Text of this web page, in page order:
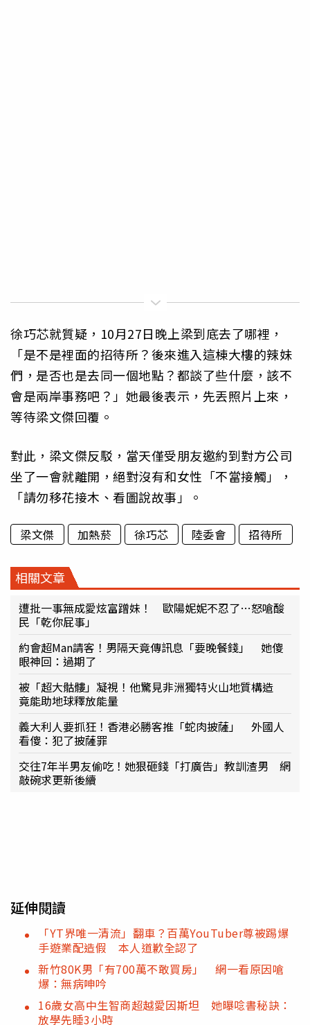
徐巧芯就質疑，10月27日晚上梁到底去了哪裡，
「是不是裡面的招待所？後來進入這棟大樓的辣妹
們，是否也是去同一個地點？都談了些什麼，該不
會是兩岸事務吧？」她最後表示，先丟照片上來，
等待梁文傑回覆。
對此，梁文傑反駁，當天僅受朋友邀約到對方公司
坐了一會就離開，絕對沒有和女性「不當接觸」，
「請勿移花接木、看圖說故事」。
梁文傑 加熱菸 徐巧芯 陸委會 招待所
相關文章
遭批一事無成愛炫富蹭妹！ 歐陽妮妮不忍了…怒嗆酸
民「乾你屁事」
約會超Man請客！男隔天竟傳訊息「要晚餐錢」 她傻
眼神回：過期了
被「超大骷髏」凝視！他驚見非洲獨特火山地質構造
竟能助地球釋放能量
義大利人要抓狂！香港必勝客推「蛇肉披薩」 外國人
看傻：犯了披薩罪
交往7年半男友偷吃！她狠砸錢「打廣告」教訓渣男 網
敲碗求更新後續
延伸閱讀
「YT界唯一清流」翻車？百萬YouTuber尊被踢爆
手遊業配造假 本人道歉全認了
新竹80K男「有700萬不敢買房」 網一看原因嗆
爆：無病呻吟
16歲女高中生智商超越愛因斯坦 她曝唸書秘訣：
放學先睡3小時